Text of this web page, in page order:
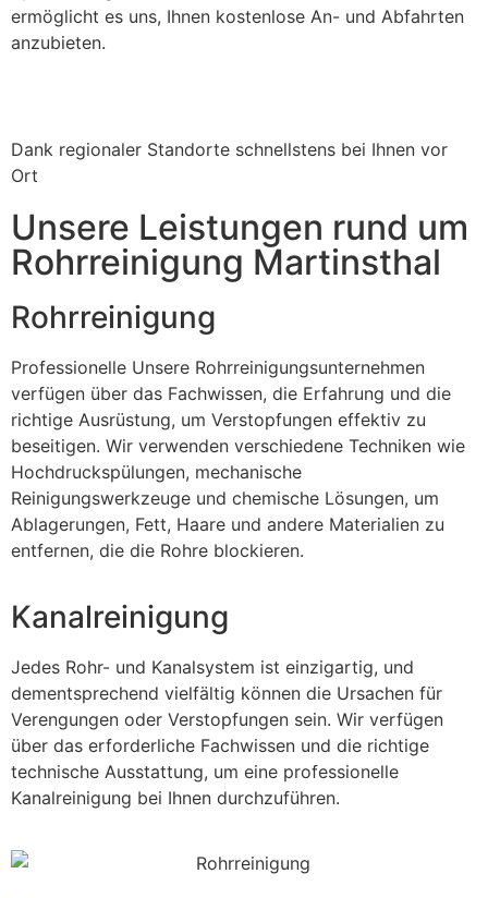
ermöglicht es uns, Ihnen kostenlose An- und Abfahrten
anzubieten.
Dank regionaler Standorte schnellstens bei Ihnen vor
Ort
Unsere Leistungen rund um
Rohrreinigung Martinsthal
Rohrreinigung
Professionelle Unsere Rohrreinigungsunternehmen
verfügen über das Fachwissen, die Erfahrung und die
richtige Ausrüstung, um Verstopfungen effektiv zu
beseitigen. Wir verwenden verschiedene Techniken wie
Hochdruckspülungen, mechanische
Reinigungswerkzeuge und chemische Lösungen, um
Ablagerungen, Fett, Haare und andere Materialien zu
entfernen, die die Rohre blockieren.
Kanalreinigung
Jedes Rohr- und Kanalsystem ist einzigartig, und
dementsprechend vielfältig können die Ursachen für
Verengungen oder Verstopfungen sein. Wir verfügen
über das erforderliche Fachwissen und die richtige
technische Ausstattung, um eine professionelle
Kanalreinigung bei Ihnen durchzuführen.